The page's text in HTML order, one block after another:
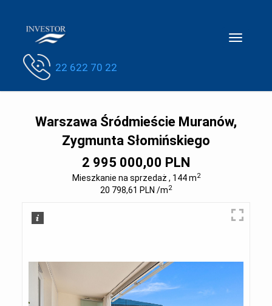
Toggle
22 622 70 22
Warszawa Śródmieście Muranów,
Zygmunta Słomińskiego
2 995 000,00 PLN
Mieszkanie na sprzedaż , 144 m2
20 798,61 PLN /m2